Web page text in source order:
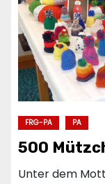
FRG-PA PA
500
Unter dem